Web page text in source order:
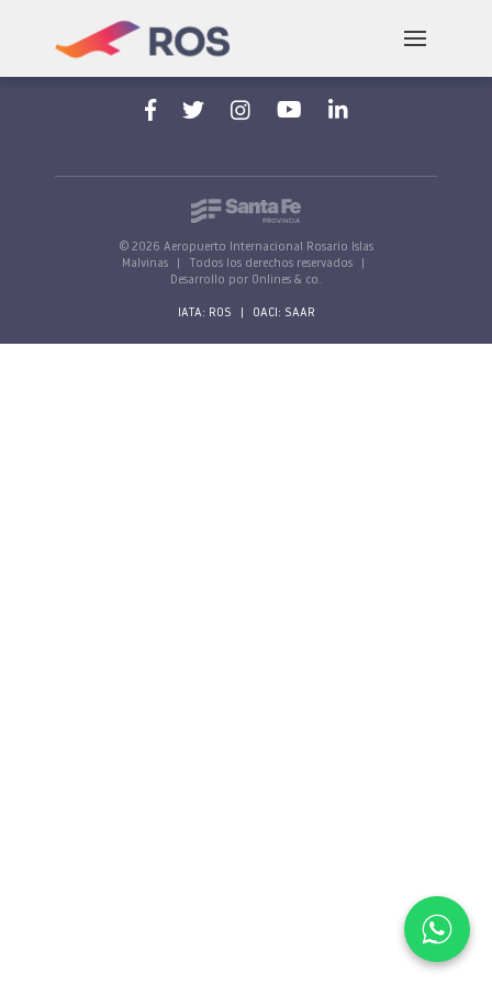
Aeropuerto Internacional Rosario "Islas Malvinas"
Av. Jorge Newbery, s/n, 2000 Rosario, Santa Fe,
Argentina
© 2026 Aeropuerto Internacional Rosario Islas
Malvinas
Todos los derechos reservados
Desarrollo por Onlines & co.
IATA: ROS OACI: SAAR